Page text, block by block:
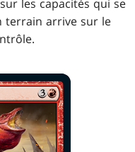
les capacités qui se
terrain arrive sur le